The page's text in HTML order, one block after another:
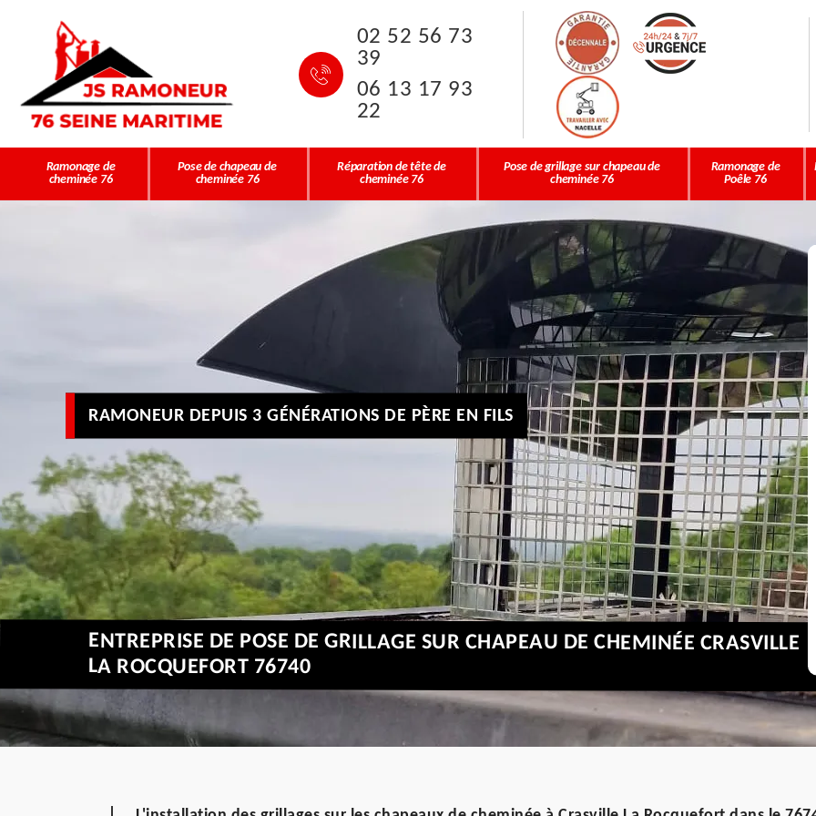
02 52 56 73
39
06 13 17 93
22
Ramonage de
cheminée 76
Pose de chapeau de
cheminée 76
Réparation de tête de
cheminée 76
Pose de grillage sur chapeau de
cheminée 76
Ramonage de
Poêle 76
RAMONEUR DEPUIS 3 GÉNÉRATIONS DE PÈRE EN FILS
ENTREPRISE DE POSE DE GRILLAGE SUR CHAPEAU DE CHEMINÉE CRASVILLE
LA ROCQUEFORT 76740